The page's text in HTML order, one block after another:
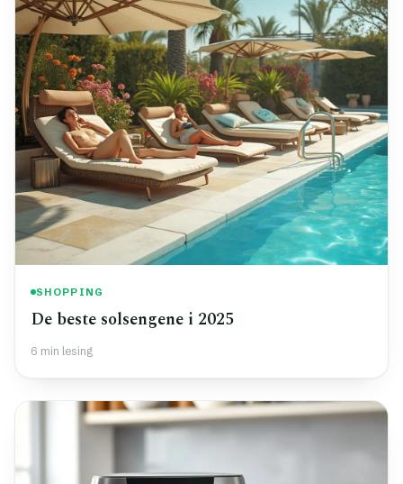
SHOPPING
De beste solsengene i 2025
6 min lesing